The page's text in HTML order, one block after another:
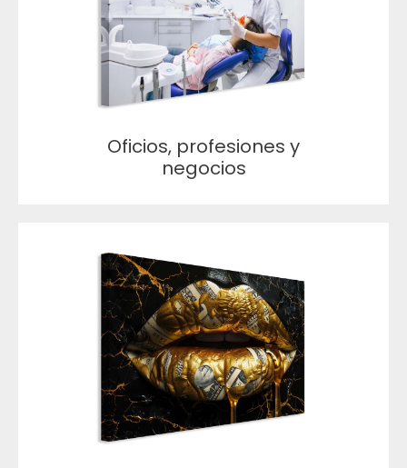
Oficios, profesiones y
negocios